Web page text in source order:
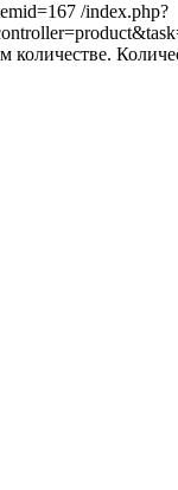
/index.php?
количестве.